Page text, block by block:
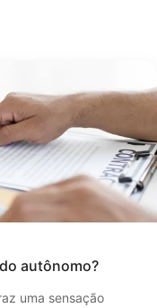
autônomo?
uma sensação